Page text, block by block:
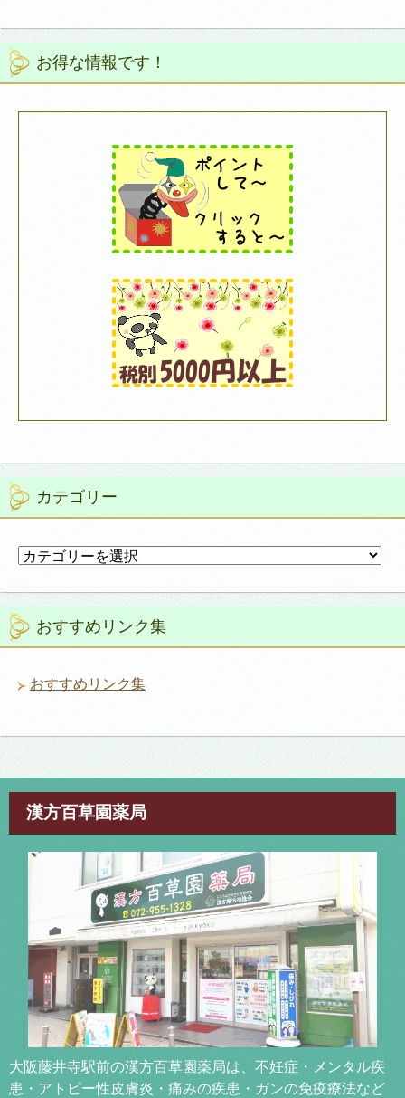
お得な情報です！
カテゴリー
カ
ゴ
リ
ー おすすめリンク集
おすすめリンク集
漢方百草園薬局
大阪藤井寺駅前の漢方百草園薬局は、不妊症・メンタル疾
患・アトピー性皮膚炎・痛みの疾患・ガンの免疫療法など